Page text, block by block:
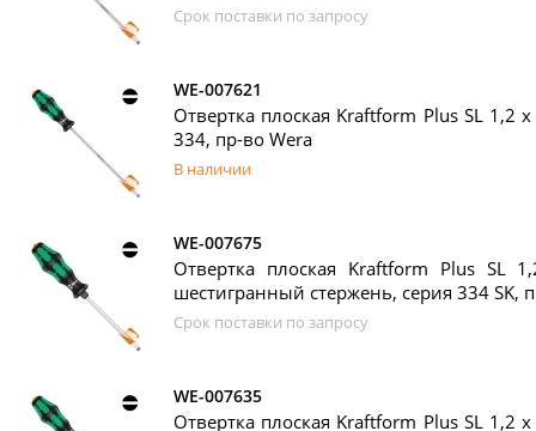
Срок поставки по запросу
WE-007621
Отвертка плоская Kraftform Plus SL 1,2
334, пр-во Wera
В наличии
WE-007675
Отвертка плоская Kraftform Plus
шестигранный стержень, серия 334 SK,
Срок поставки по запросу
WE-007635
Отвертка плоская Kraftform Plus SL 1,2